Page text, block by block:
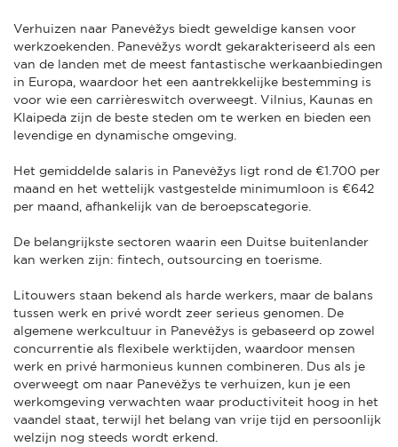
Verhuizen naar Panevėžys biedt geweldige kansen voor
werkzoekenden. Panevėžys wordt gekarakteriseerd als een
van de landen met de meest fantastische werkaanbiedingen
in Europa, waardoor het een aantrekkelijke bestemming is
voor wie een carrièreswitch overweegt. Vilnius, Kaunas en
Klaipeda zijn de beste steden om te werken en bieden een
levendige en dynamische omgeving.
Het gemiddelde salaris in Panevėžys ligt rond de €1.700 per
maand en het wettelijk vastgestelde minimumloon is €642
per maand, afhankelijk van de beroepscategorie.
De belangrijkste sectoren waarin een Duitse buitenlander
kan werken zijn: fintech, outsourcing en toerisme.
Litouwers staan bekend als harde werkers, maar de balans
tussen werk en privé wordt zeer serieus genomen. De
algemene werkcultuur in Panevėžys is gebaseerd op zowel
concurrentie als flexibele werktijden, waardoor mensen
werk en privé harmonieus kunnen combineren. Dus als je
overweegt om naar Panevėžys te verhuizen, kun je een
werkomgeving verwachten waar productiviteit hoog in het
vaandel staat, terwijl het belang van vrije tijd en persoonlijk
welzijn nog steeds wordt erkend.